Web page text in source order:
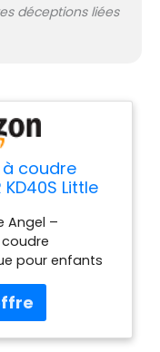
déceptions liées
coudre
KD40S Little
Angel –
pour enfants
40
min,
Livraison...